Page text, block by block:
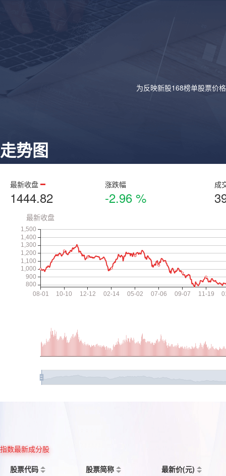
为反映新股168榜单股票价
走势图
最新收盘
1444.82
涨跌幅
-2.96 %
成
指数最新成分股
股票代码
股票简称 最新价(元)